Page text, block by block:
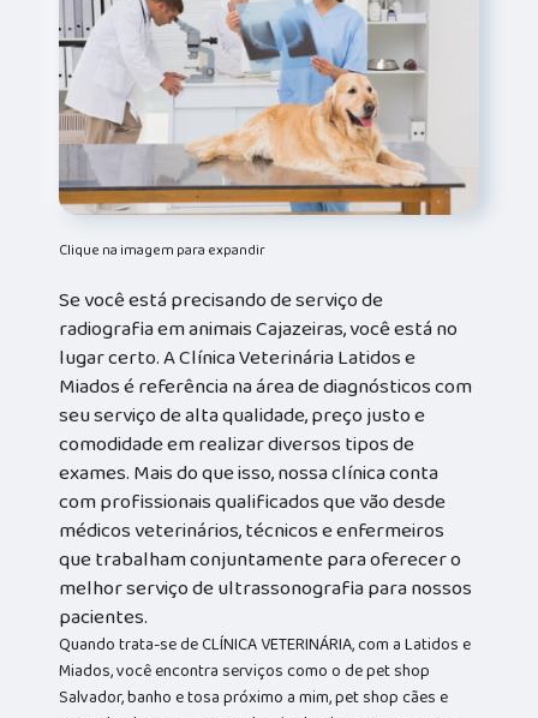
Clique na imagem para expandir
Se você está precisando de serviço de
radiografia em animais Cajazeiras, você está no
lugar certo. A Clínica Veterinária Latidos e
Miados é referência na área de diagnósticos com
seu serviço de alta qualidade, preço justo e
comodidade em realizar diversos tipos de
exames. Mais do que isso, nossa clínica conta
com profissionais qualificados que vão desde
médicos veterinários, técnicos e enfermeiros
que trabalham conjuntamente para oferecer o
melhor serviço de ultrassonografia para nossos
pacientes.
Quando trata-se de CLÍNICA VETERINÁRIA, com a Latidos e
Miados, você encontra serviços como o de pet shop
Salvador, banho e tosa próximo a mim, pet shop cães e